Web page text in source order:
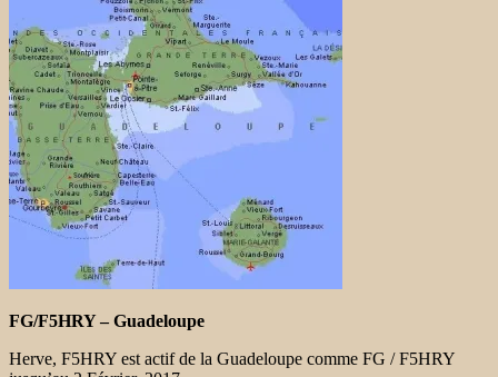
FG/F5HRY – Guadeloupe
Herve, F5HRY est actif de la Guadeloupe comme FG / F5HRY